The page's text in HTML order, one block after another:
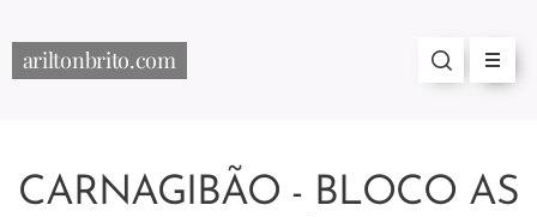
ariltonbrito.com
CARNAGIBÃO - BLOCO AS